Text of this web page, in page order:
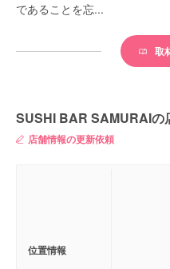
であることを忘...
取
SUSHI BAR SAMURAIの
店舗情報の更新依頼
位置情報